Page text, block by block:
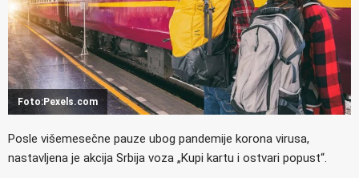
Foto:Pexels.com
Posle višemesečne pauze ubog pandemije korona virusa,
nastavljena je akcija Srbija voza „Kupi kartu i ostvari popust“.